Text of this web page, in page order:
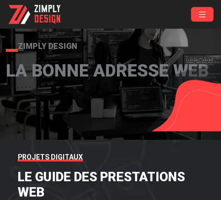
ZIMPLY DESIGN
LA BONNE ADRESSE WEB
PROJETS DIGITAUX
LE GUIDE DES PRESTATIONS
WEB